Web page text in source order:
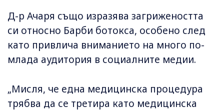
Д-р Ачаря също изразява загрижеността
си относно Барби ботокса, особено след
като привлича вниманието на много по-
млада аудитория в социалните медии.
„Мисля, че една медицинска процедура
трябва да се третира като медицинска